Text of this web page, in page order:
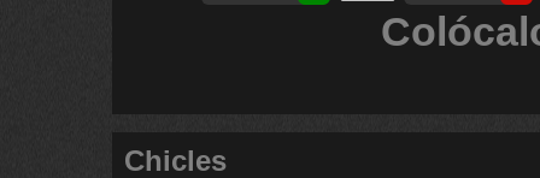
Chicles